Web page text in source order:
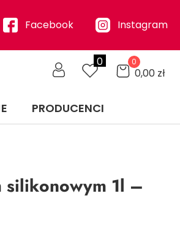
Facebook Instagram
0 0
0,00 zł
PRODUCENCI
silikonowym 1l –